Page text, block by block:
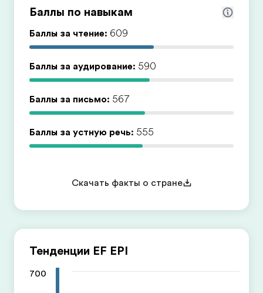
Баллы по навыкам
Баллы за чтение: 609
Баллы за аудирование: 590
Баллы за письмо: 567
Баллы за устную речь: 555
Скачать факты о стране
Тенденции EF EPI
700